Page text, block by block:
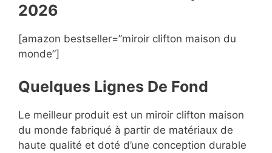
2026
[amazon bestseller=”miroir clifton maison du
monde”]
Quelques Lignes De Fond
Le meilleur produit est un miroir clifton maison
du monde fabriqué à partir de matériaux de
haute qualité et doté d’une conception durable